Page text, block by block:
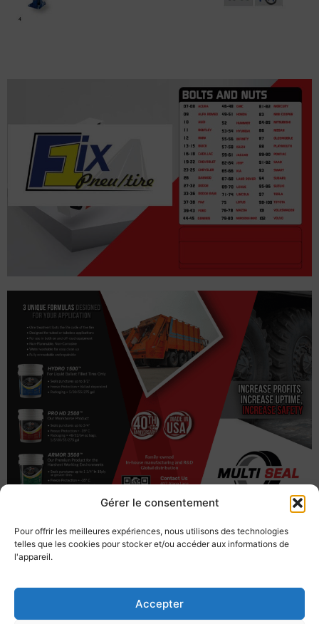
Gérer le consentement
Pour offrir les meilleures expériences, nous utilisons des technologies
telles que les cookies pour stocker et/ou accéder aux informations de
l'appareil.
Accepter